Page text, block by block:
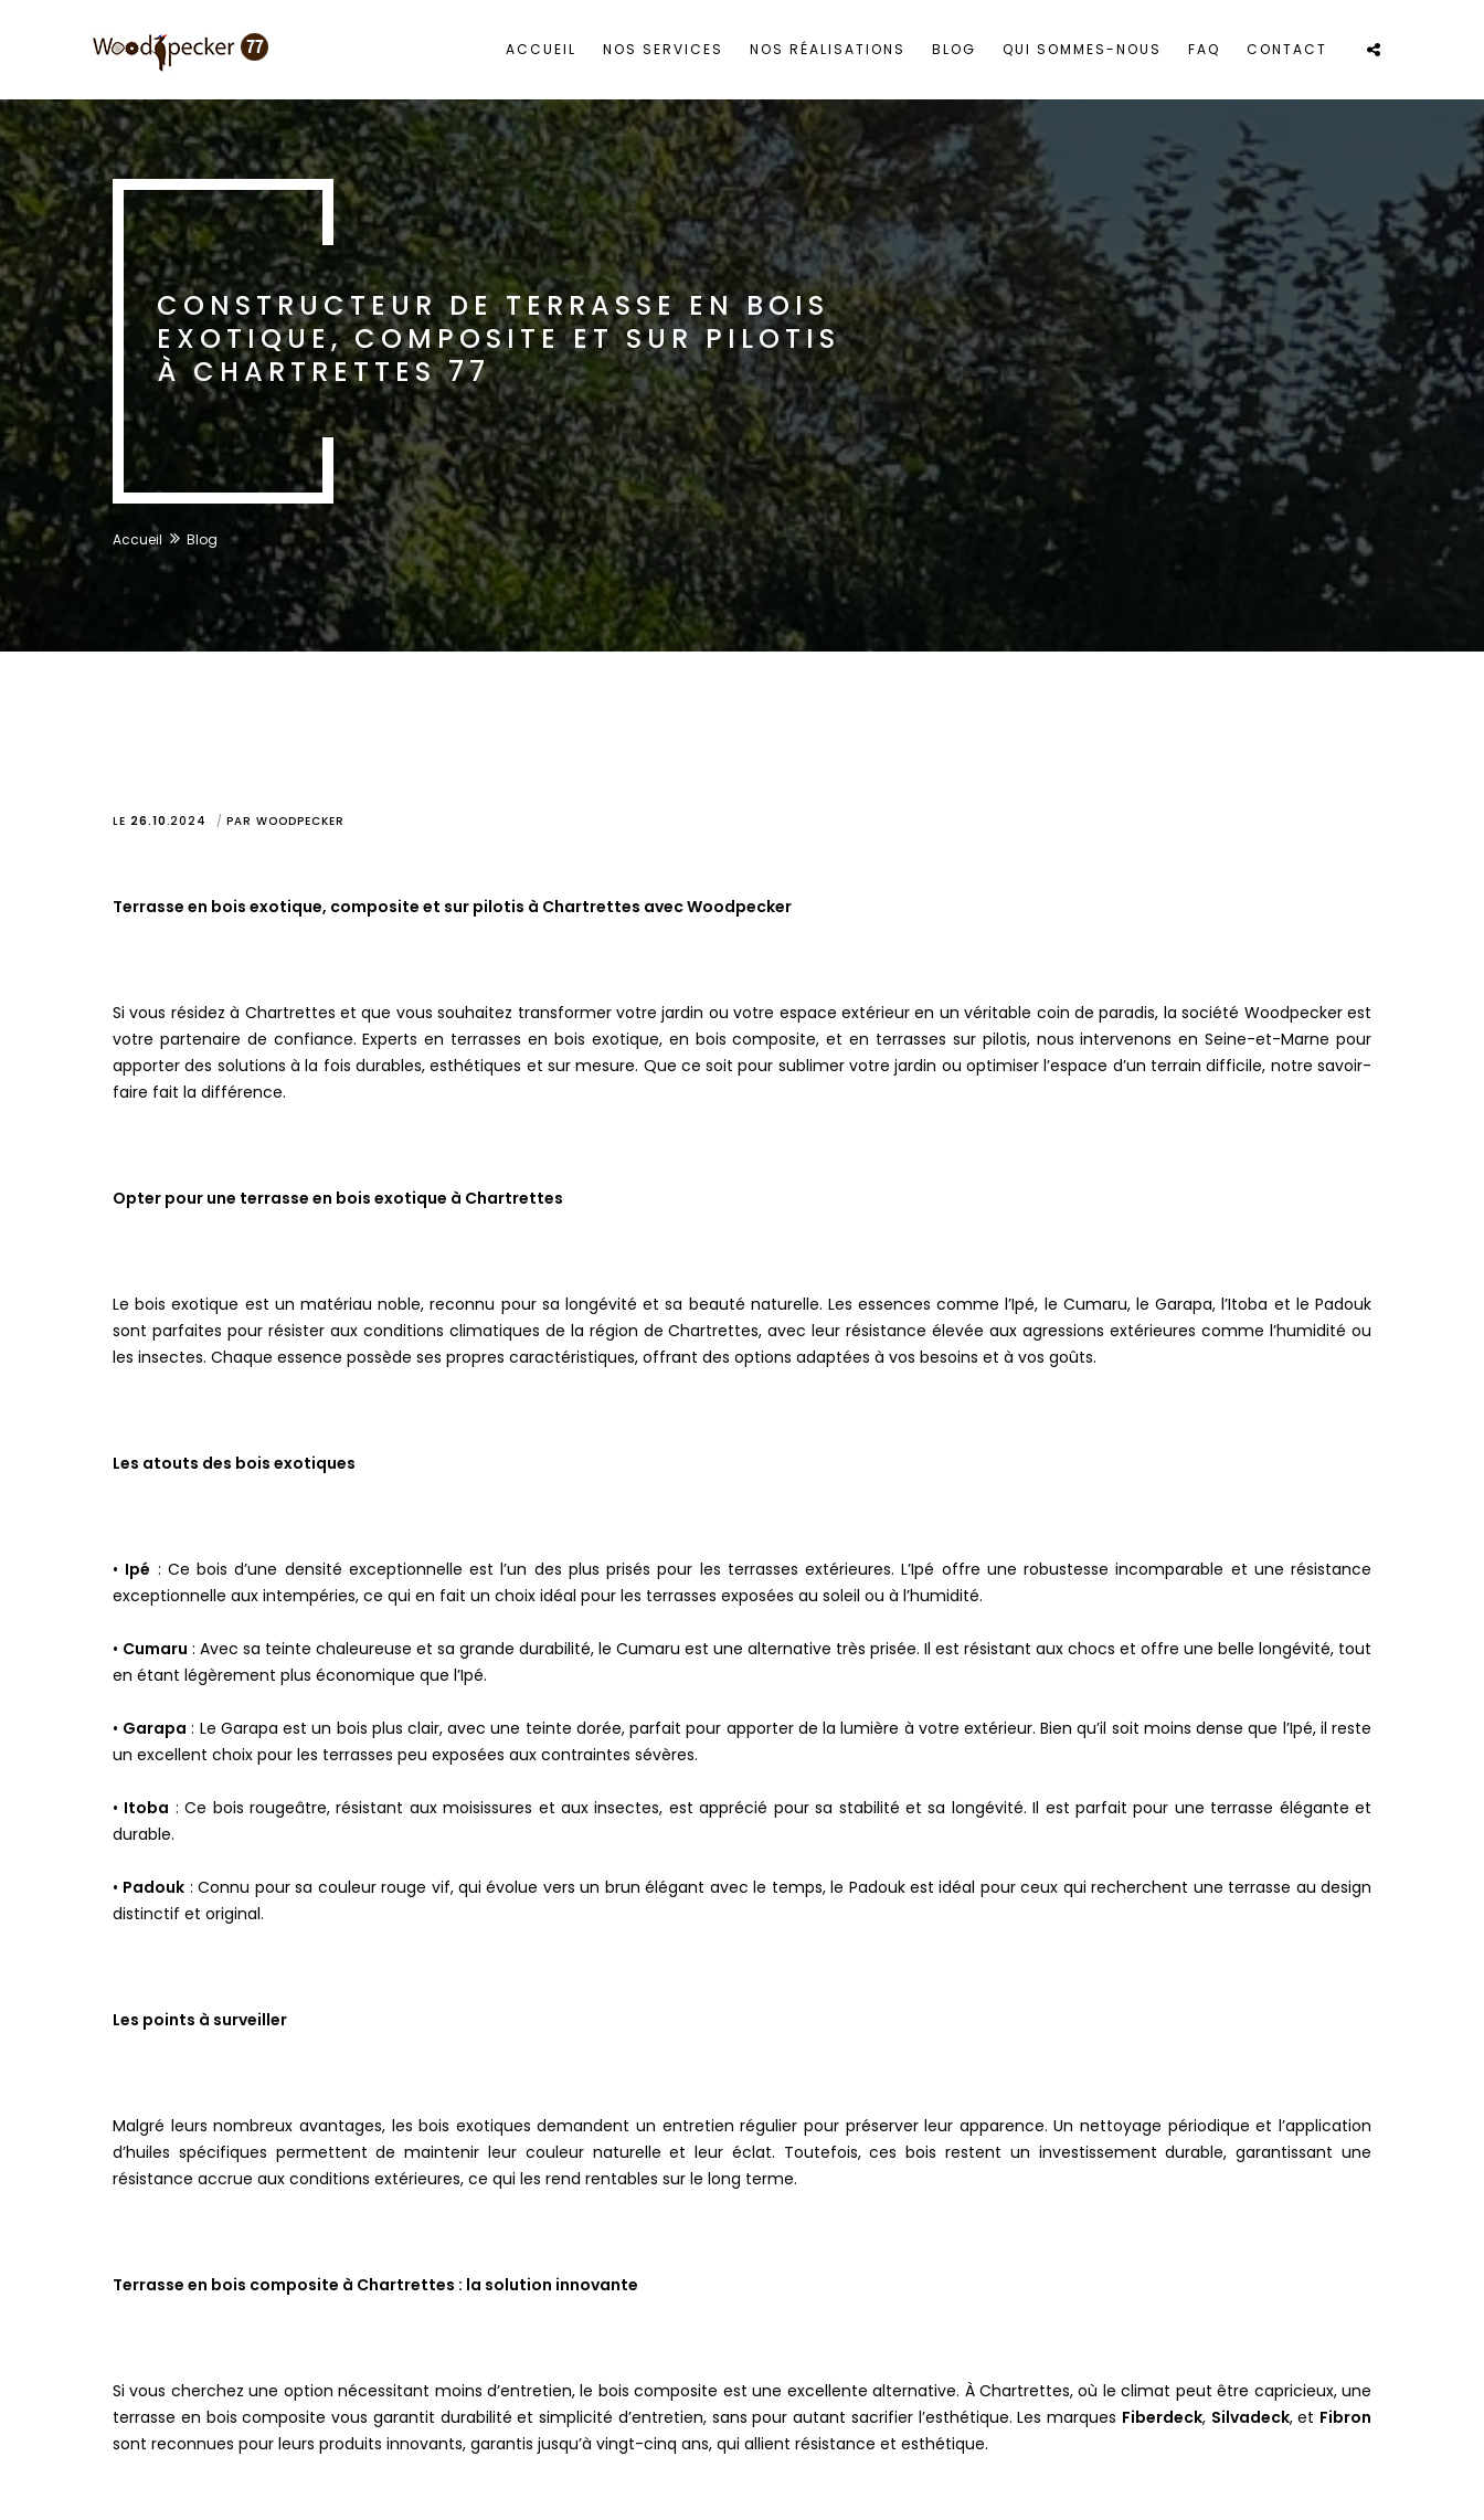
ACCUEIL NOS SERVICES NOS RÉALISATIONS BLOG QUI SOMMES-NOUS FAQ CONTACT
CONSTRUCTEUR DE TERRASSE EN BOIS
EXOTIQUE, COMPOSITE ET SUR PILOTIS
À CHARTRETTES 77
Accueil Blog
LE 26.10 .2024 PAR WOODPECKER
Terrasse en bois exotique, composite et sur pilotis à Chartrettes avec Woodpecker
Si vous résidez à Chartrettes et que vous souhaitez transformer votre jardin ou votre espace extérieur en un véritable coin de paradis, la société Woodpecker est
votre partenaire de confiance. Experts en terrasses en bois exotique, en bois composite, et en terrasses sur pilotis, nous intervenons en Seine-et-Marne pour
apporter des solutions à la fois durables, esthétiques et sur mesure. Que ce soit pour sublimer votre jardin ou optimiser l’espace d’un terrain difficile, notre savoir-
faire fait la différence.
Opter pour une terrasse en bois exotique à Chartrettes
Le bois exotique est un matériau noble, reconnu pour sa longévité et sa beauté naturelle. Les essences comme l’Ipé, le Cumaru, le Garapa, l’Itoba et le Padouk
sont parfaites pour résister aux conditions climatiques de la région de Chartrettes, avec leur résistance élevée aux agressions extérieures comme l’humidité ou
les insectes. Chaque essence possède ses propres caractéristiques, offrant des options adaptées à vos besoins et à vos goûts.
Les atouts des bois exotiques
• Ipé : Ce bois d’une densité exceptionnelle est l’un des plus prisés pour les terrasses extérieures. L’Ipé offre une robustesse incomparable et une résistance
exceptionnelle aux intempéries, ce qui en fait un choix idéal pour les terrasses exposées au soleil ou à l’humidité.
• Cumaru : Avec sa teinte chaleureuse et sa grande durabilité, le Cumaru est une alternative très prisée. Il est résistant aux chocs et offre une belle longévité, tout
en étant légèrement plus économique que l’Ipé.
• Garapa : Le Garapa est un bois plus clair, avec une teinte dorée, parfait pour apporter de la lumière à votre extérieur. Bien qu’il soit moins dense que l’Ipé, il reste
un excellent choix pour les terrasses peu exposées aux contraintes sévères.
• Itoba : Ce bois rougeâtre, résistant aux moisissures et aux insectes, est apprécié pour sa stabilité et sa longévité. Il est parfait pour une terrasse élégante et
durable.
• Padouk : Connu pour sa couleur rouge vif, qui évolue vers un brun élégant avec le temps, le Padouk est idéal pour ceux qui recherchent une terrasse au design
distinctif et original.
Les points à surveiller
Malgré leurs nombreux avantages, les bois exotiques demandent un entretien régulier pour préserver leur apparence. Un nettoyage périodique et l’application
d’huiles spécifiques permettent de maintenir leur couleur naturelle et leur éclat. Toutefois, ces bois restent un investissement durable, garantissant une
résistance accrue aux conditions extérieures, ce qui les rend rentables sur le long terme.
Terrasse en bois composite à Chartrettes : la solution innovante
Si vous cherchez une option nécessitant moins d’entretien, le bois composite est une excellente alternative. À Chartrettes, où le climat peut être capricieux, une
terrasse en bois composite vous garantit durabilité et simplicité d’entretien, sans pour autant sacrifier l’esthétique. Les marques Fiberdeck, Silvadeck, et Fibron
sont reconnues pour leurs produits innovants, garantis jusqu’à vingt-cinq ans, qui allient résistance et esthétique.